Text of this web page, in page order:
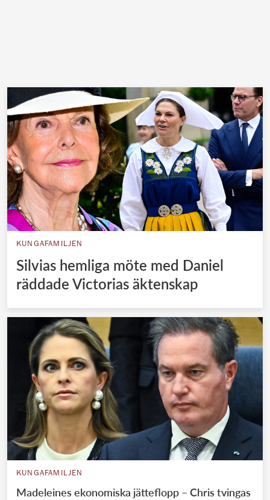
KUNGAFAMILJEN
Silvias hemliga möte med Daniel
räddade Victorias äktenskap
KUNGAFAMILJEN
Madeleines ekonomiska jätteflopp – Chris tvingas